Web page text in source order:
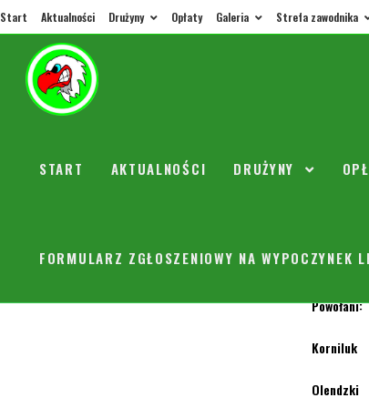
Start Aktualności Drużyny Opłaty Galeria Strefa zawodnika
START AKTUALNOŚCI DRUŻYNY
FORMULARZ ZGŁOSZENIOWY NA WYPOCZYNEK
Zbiórka
Powołani:
Korniluk
Olendzki